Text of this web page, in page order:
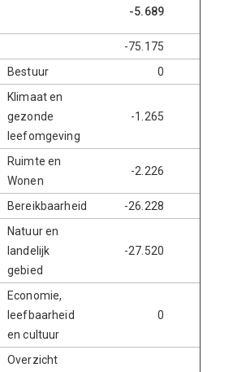
-5.689
-75.175
Bestuur 0
Klimaat en
gezonde
leefomgeving
-1.265
Ruimte en
Wonen
-2.226
Bereikbaarheid -26.228
Natuur en
landelijk
gebied
-27.520
Economie,
leefbaarheid
en cultuur
0
Overzicht